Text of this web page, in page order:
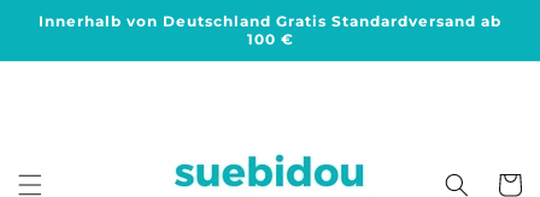
zum
Innerhalb von Deutschland Gratis Standardversand ab
100 €